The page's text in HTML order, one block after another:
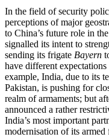
In the field of security
perceptions of major
to China’s future role in
signalled its intent to
sending its frigate Bayern
have different
example, India, due to its
Pakistan, is pushing for
realm of armaments; but
announced a rather
India’s most important
modernisation of its armed